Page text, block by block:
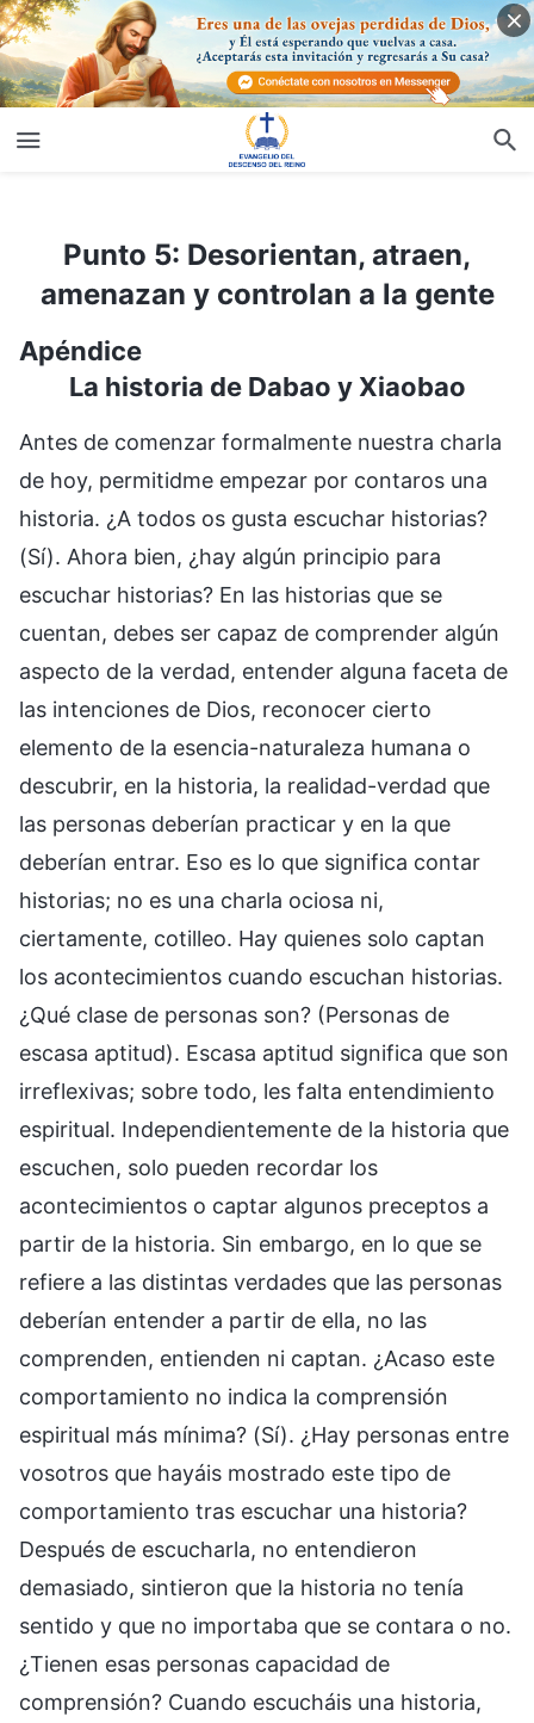
Punto 5: Desorientan, atraen,
amenazan y controlan a la gente
Apéndice
La historia de Dabao y Xiaobao
Antes de comenzar formalmente nuestra charla
de hoy, permitidme empezar por contaros una
historia. ¿A todos os gusta escuchar historias?
(Sí). Ahora bien, ¿hay algún principio para
escuchar historias? En las historias que se
cuentan, debes ser capaz de comprender algún
aspecto de la verdad, entender alguna faceta de
las intenciones de Dios, reconocer cierto
elemento de la esencia-naturaleza humana o
descubrir, en la historia, la realidad-verdad que
las personas deberían practicar y en la que
deberían entrar. Eso es lo que significa contar
historias; no es una charla ociosa ni,
ciertamente, cotilleo. Hay quienes solo captan
los acontecimientos cuando escuchan historias.
¿Qué clase de personas son? (Personas de
escasa aptitud). Escasa aptitud significa que son
irreflexivas; sobre todo, les falta entendimiento
espiritual. Independientemente de la historia que
escuchen, solo pueden recordar los
acontecimientos o captar algunos preceptos a
partir de la historia. Sin embargo, en lo que se
refiere a las distintas verdades que las personas
deberían entender a partir de ella, no las
comprenden, entienden ni captan. ¿Acaso este
comportamiento no indica la comprensión
espiritual más mínima? (Sí). ¿Hay personas entre
vosotros que hayáis mostrado este tipo de
comportamiento tras escuchar una historia?
Después de escucharla, no entendieron
demasiado, sintieron que la historia no tenía
sentido y que no importaba que se contara o no.
¿Tienen esas personas capacidad de
comprensión? Cuando escucháis una historia,